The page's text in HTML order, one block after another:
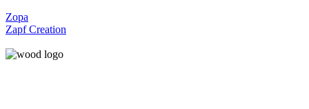
Zopa
Zapf Creation